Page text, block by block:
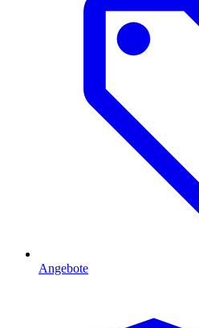
Angebote